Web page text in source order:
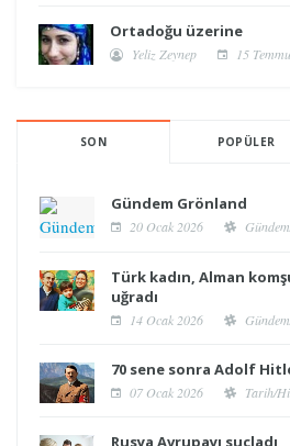
Ortadoğu üzerine
Yeliz Zeynep 15
SON POPÜLER
Gündem Grönland
20 Ocak 2026
Türk kadın, Alman
uğradı
14 Ocak 2026
70 sene sonra Adolf
07 Ocak 2026 Tarih/
Rusya Avrupayı suçladı